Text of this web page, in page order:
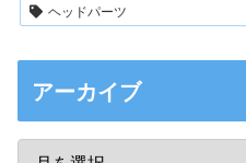
ヘッドパーツ
アーカイブ